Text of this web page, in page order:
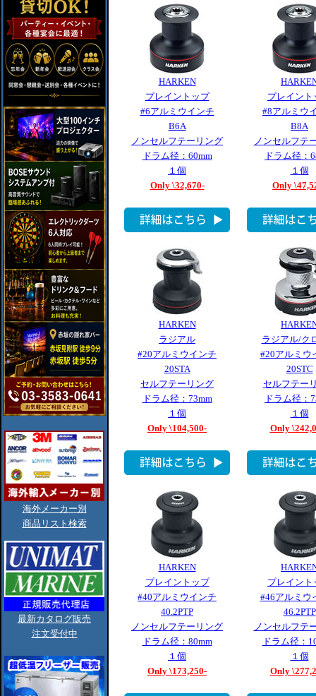
海外メーカー別
商品リスト検索
最新カタログ販売
注文受付中
HARKEN
プレイントップ
#6アルミウインチ
B6A
ノンセルフテーリング
ドラム径：60mm
１個
Only \32,670-
プレイント
#8アルミウ
B8A
ノンセルフテ
ドラム径：
１個
Only
HARKEN
ラジアル
#20アルミウインチ
20STA
セルフテーリング
ドラム径：73mm
１個
Only \104,500-
ラジアル/ク
#20アルミウ
20STC
セルフテー
ドラム径：
１個
Only
HARKEN
プレイントップ
#40アルミウインチ
40.2PTP
ノンセルフテーリング
ドラム径：80mm
１個
Only \173,250-
プレイント
#46アルミウ
46.2PTP
ノンセルフテ
ドラム径：
１個
Only